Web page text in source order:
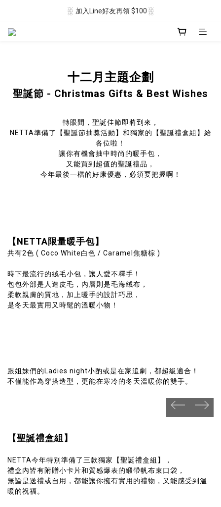
░  新會員註冊送 $50 ░
░  加入Line好友再領 $100 ░
十二月主題企劃
聖誕節 - Christmas Gifts & Best Wishes
轉眼間，聖誕佳節即將到來，
NETTA準備了【聖誕節抽獎活動】和獨家的【聖誕禮盒組】給
各位啦！
讓你有機會抽中時尚的暖手包，
又能買到超值的聖誕禮品，
今年最後一檔的好康優惠，必須要把握啊！
【NETTA限量暖手包】
共有2色 ( Coco White白色 / Caramel焦糖棕 )
時下最流行的絨毛小包，讓人愛不釋手！
包包外部是人造皮毛，內層則是毛海絨布，
柔軟親膚的質地，加上暖手的設計巧思，
是冬天最實用又時髦的溫暖小物！
跟姐妹們的Ladies night小酌或是在家追劇，都超級適合！
不僅能作為穿搭造型，更能在寒冷的冬天溫暖你的雙手。
prev next
【聖誕禮盒組】
NETTA今年特別準備了三款獨家【聖誕禮盒組】，
禮盒內皆有附贈小卡片和質感爆表的緞帶帆布束口袋，
無論是送禮或自用，都能讓你擁有實用的禮物，又能感受到溫
暖的祝福。